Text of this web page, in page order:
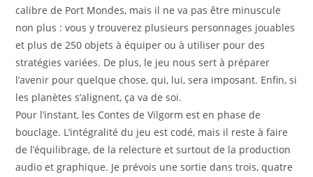
calibre de Port Mondes, mais il ne va pas être minuscule
non plus : vous y trouverez plusieurs personnages jouables
et plus de 250 objets à équiper ou à utiliser pour des
stratégies variées. De plus, le jeu nous sert à préparer
l’avenir pour quelque chose, qui, lui, sera imposant. Enfin, si
les planètes s’alignent, ça va de soi.
Pour l’instant, les Contes de Vilgorm est en phase de
bouclage. L’intégralité du jeu est codé, mais il reste à faire
de l’équilibrage, de la relecture et surtout de la production
audio et graphique. Je prévois une sortie dans trois, quatre